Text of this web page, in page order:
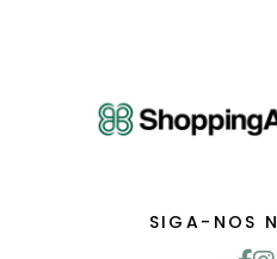
SIGA-NOS